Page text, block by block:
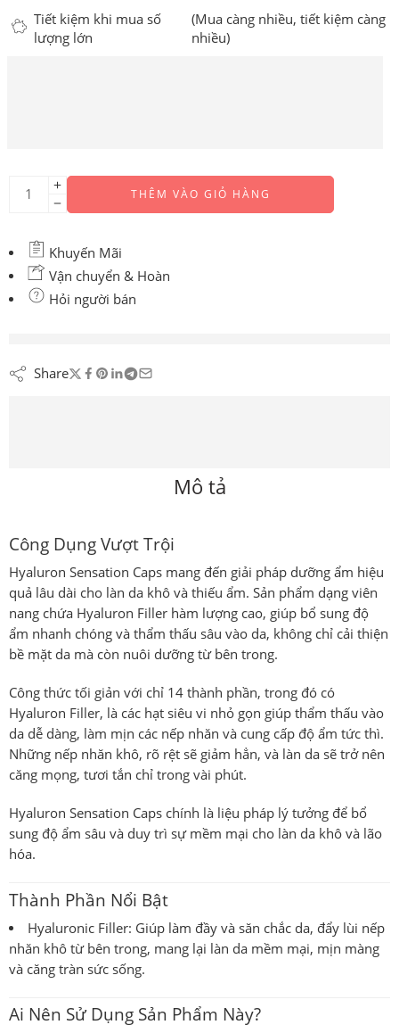
Tiết kiệm khi mua số
lượng lớn
(Mua càng nhiều, tiết kiệm càng
nhiều)
THÊM VÀO GIỎ HÀNG
Khuyến Mãi
Vận chuyển & Hoàn
Hỏi người bán
Share
Mô tả
Công Dụng Vượt Trội
Hyaluron Sensation Caps mang đến giải pháp dưỡng ẩm hiệu
quả lâu dài cho làn da khô và thiếu ẩm. Sản phẩm dạng viên
nang chứa Hyaluron Filler hàm lượng cao, giúp bổ sung độ
ẩm nhanh chóng và thẩm thấu sâu vào da, không chỉ cải thiện
bề mặt da mà còn nuôi dưỡng từ bên trong.
Công thức tối giản với chỉ 14 thành phần, trong đó có
Hyaluron Filler, là các hạt siêu vi nhỏ gọn giúp thẩm thấu vào
da dễ dàng, làm mịn các nếp nhăn và cung cấp độ ẩm tức thì.
Những nếp nhăn khô, rõ rệt sẽ giảm hẳn, và làn da sẽ trở nên
căng mọng, tươi tắn chỉ trong vài phút.
Hyaluron Sensation Caps chính là liệu pháp lý tưởng để bổ
sung độ ẩm sâu và duy trì sự mềm mại cho làn da khô và lão
hóa.
Thành Phần Nổi Bật
Hyaluronic Filler: Giúp làm đầy và săn chắc da, đẩy lùi nếp
nhăn khô từ bên trong, mang lại làn da mềm mại, mịn màng
và căng tràn sức sống.
Ai Nên Sử Dụng Sản Phẩm Này?